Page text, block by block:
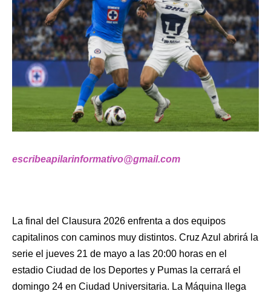
escribeapilarinformativo@gmail.com
La final del Clausura 2026 enfrenta a dos equipos
capitalinos con caminos muy distintos. Cruz Azul abrirá la
serie el jueves 21 de mayo a las 20:00 horas en el
estadio Ciudad de los Deportes y Pumas la cerrará el
domingo 24 en Ciudad Universitaria. La Máquina llega